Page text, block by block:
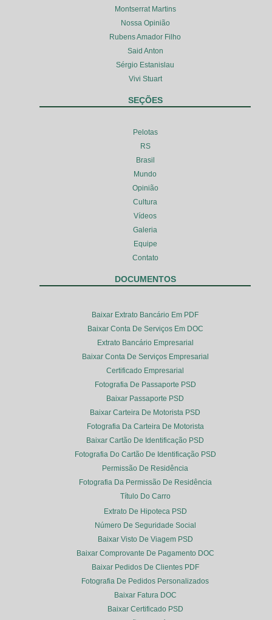
Montserrat Martins
Nossa Opinião
Rubens Amador Filho
Said Anton
Sérgio Estanislau
Vivi Stuart
SEÇÕES
Pelotas
RS
Brasil
Mundo
Opinião
Cultura
Vídeos
Galeria
Equipe
Contato
DOCUMENTOS
Baixar Extrato Bancário Em PDF
Baixar Conta De Serviços Em DOC
Extrato Bancário Empresarial
Baixar Conta De Serviços Empresarial
Certificado Empresarial
Fotografia De Passaporte PSD
Baixar Passaporte PSD
Baixar Carteira De Motorista PSD
Fotografia Da Carteira De Motorista
Baixar Cartão De Identificação PSD
Fotografia Do Cartão De Identificação PSD
Permissão De Residência
Fotografia Da Permissão De Residência
Título Do Carro
Extrato De Hipoteca PSD
Número De Seguridade Social
Baixar Visto De Viagem PSD
Baixar Comprovante De Pagamento DOC
Baixar Pedidos De Clientes PDF
Fotografia De Pedidos Personalizados
Baixar Fatura DOC
Baixar Certificado PSD